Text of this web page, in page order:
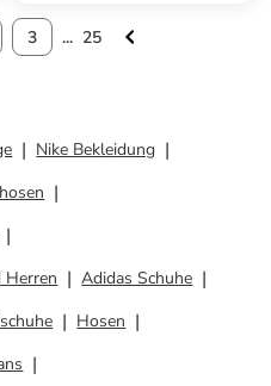
3 ... 25
Nike Bekleidung
Herren
Adidas Schuhe
Hosen